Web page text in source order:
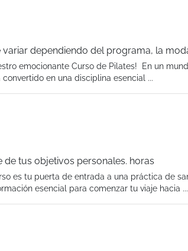
dependiendo del programa, la
emocionante Curso de Pilates! En un
en una disciplina esencial ...
de tus objetivos personales. horas
es tu puerta de entrada a una práctica de
esencial para comenzar tu viaje hacia ...